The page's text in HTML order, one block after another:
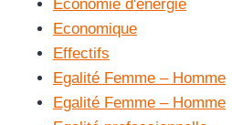
Economie d'energie
Economique
Effectifs
Egalité Femme – Homme
Egalité Femme – Homme